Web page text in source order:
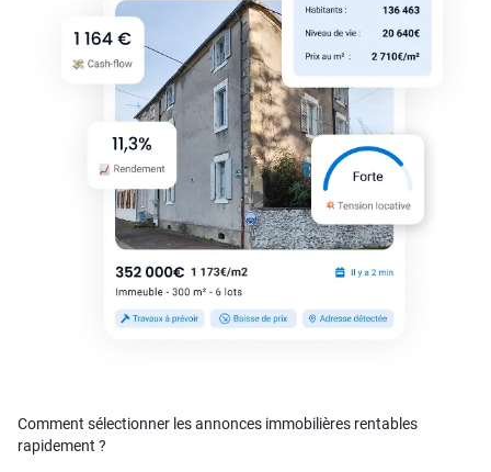
Comment sélectionner les annonces immobilières rentables
rapidement ?